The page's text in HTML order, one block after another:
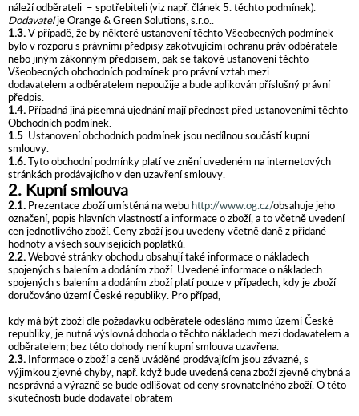
náleží odběrateli – spotřebiteli (viz např. článek 5. těchto podmínek).
Dodavatelje Orange & Green Solutions, s.r.o..
1.3.V případě, že by některé ustanovení těchto Všeobecných podmínek
bylo v rozporu s právními předpisy zakotvujícími ochranu práv odběratele
nebo jiným zákonným předpisem, pak se takové ustanovení těchto
Všeobecných obchodních podmínek pro právní vztah mezi
dodavatelem a odběratelem nepoužije a bude aplikován příslušný právní
předpis.
1.4. Případná jiná písemná ujednání mají přednost před ustanoveními těchto
Obchodních podmínek.
1.5 . Ustanovení obchodních podmínek jsou nedílnou součástí kupní
smlouvy.
1.6.Tyto obchodní podmínky platí ve znění uvedeném na internetových
stránkách prodávajícího v den uzavření smlouvy.
2. Kupní smlouva
2.1. Prezentace zboží umístěná na webu http://www.og.cz/obsahuje jeho
označení, popis hlavních vlastností a informace o zboží, a to včetně uvedení
cen jednotlivého zboží. Ceny zboží jsou uvedeny včetně daně z přidané
hodnoty a všech souvisejících poplatků.
2.2.Webové stránky obchodu obsahují také informace o nákladech
spojených s balením a dodáním zboží. Uvedené informace o nákladech
spojených s balením a dodáním zboží platí pouze v případech, kdy je zboží
doručováno území České republiky. Pro případ,
kdy má být zboží dle požadavku odběratele odesláno mimo území České
republiky, je nutná výslovná dohoda o těchto nákladech mezi dodavatelem a
odběratelem; bez této dohody není kupní smlouva uzavřena.
2.3. Informace o zboží a ceně uváděné prodávajícím jsou závazné, s
výjimkou zjevné chyby, např. když bude uvedená cena zboží zjevně chybná a
nesprávná a výrazně se bude odlišovat od ceny srovnatelného zboží. O této
skutečnosti bude dodavatel obratem